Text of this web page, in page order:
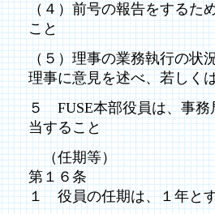
（４）前号の報告をするた
こと
（５）理事の業務執行の状
理事に意見を述べ、若しく
５ FUSE本部役員は、事務
当すること
（任期等）
第１６条
１ 役員の任期は、１年と